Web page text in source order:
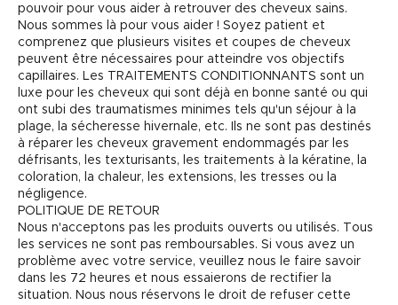
pouvoir pour vous aider à retrouver des cheveux sains.
Nous sommes là pour vous aider ! Soyez patient et
comprenez que plusieurs visites et coupes de cheveux
peuvent être nécessaires pour atteindre vos objectifs
capillaires. Les TRAITEMENTS CONDITIONNANTS sont un
luxe pour les cheveux qui sont déjà en bonne santé ou qui
ont subi des traumatismes minimes tels qu'un séjour à la
plage, la sécheresse hivernale, etc. Ils ne sont pas destinés
à réparer les cheveux gravement endommagés par les
défrisants, les texturisants, les traitements à la kératine, la
coloration, la chaleur, les extensions, les tresses ou la
négligence.
POLITIQUE DE RETOUR
Nous n'acceptons pas les produits ouverts ou utilisés. Tous
les services ne sont pas remboursables. Si vous avez un
problème avec votre service, veuillez nous le faire savoir
dans les 72 heures et nous essaierons de rectifier la
situation. Nous nous réservons le droit de refuser cette